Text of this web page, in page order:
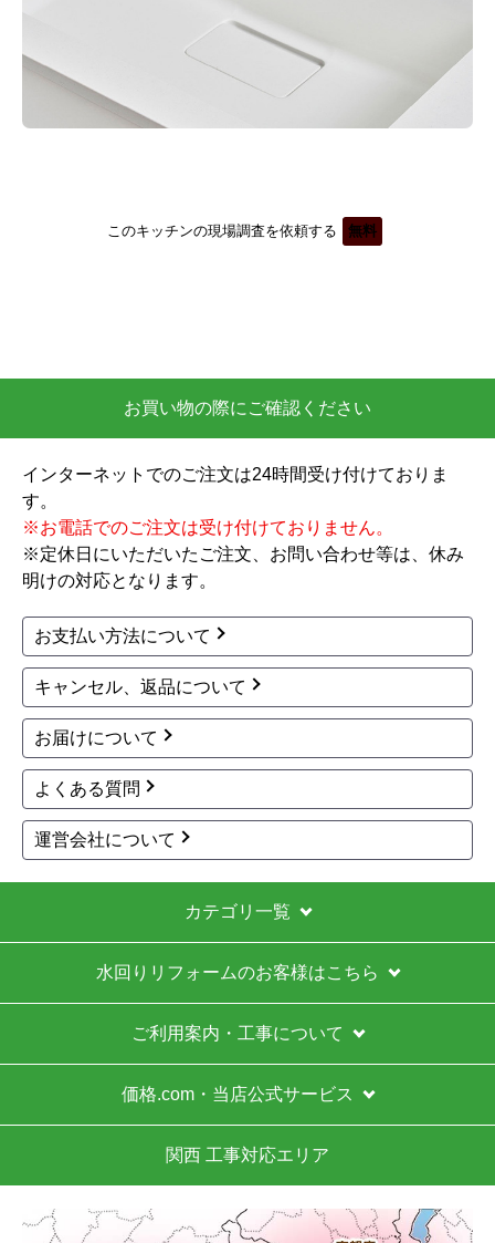
このキッチンの現場調査を依頼する 無料
お買い物の際にご確認ください
インターネットでのご注文は24時間受け付けておりま
す。
※お電話でのご注文は受け付けておりません。
※定休日にいただいたご注文、お問い合わせ等は、休み
明けの対応となります。
お支払い方法について
キャンセル、返品について
お届けについて
よくある質問
運営会社について
カテゴリ一覧
水回りリフォームのお客様はこちら
ご利用案内・工事について
価格.com・当店公式サービス
関西 工事対応エリア